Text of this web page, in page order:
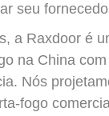
seu
a Raxdoor é
na China
Nós
fogo